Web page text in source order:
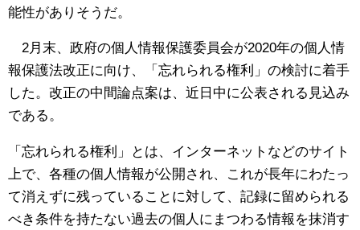
能性がありそうだ。
2月末、政府の個人情報保護委員会が2020年の個人情
報保護法改正に向け、「忘れられる権利」の検討に着手
した。改正の中間論点案は、近日中に公表される見込み
である。
「忘れられる権利」とは、インターネットなどのサイト
上で、各種の個人情報が公開され、これが長年にわたっ
て消えずに残っていることに対して、記録に留められる
べき条件を持たない過去の個人にまつわる情報を抹消す